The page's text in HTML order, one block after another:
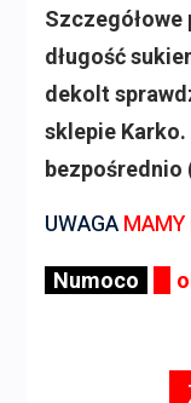
długość
dekolt
sklepie
bezpośrednio
UWAGAMAMY
Numoco